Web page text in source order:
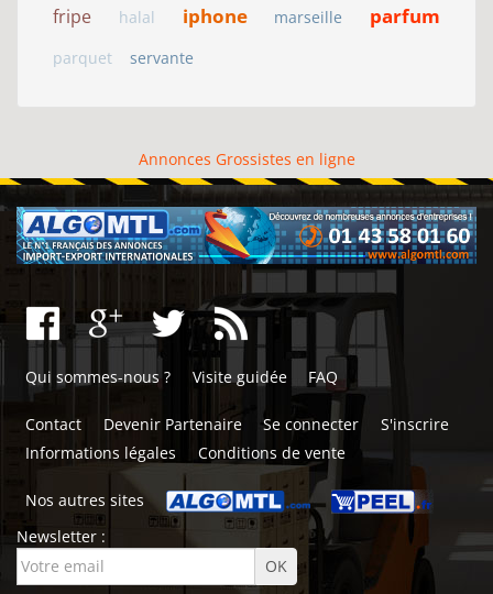
fripe halal iphone marseille parfum
parquet servante
Annonces Grossistes en ligne
Qui sommes-nous ? Visite guidée FAQ
Contact Devenir Partenaire Se connecter
S'inscrire
Informations légales
Conditions de vente
Nos autres sites
Newsletter :